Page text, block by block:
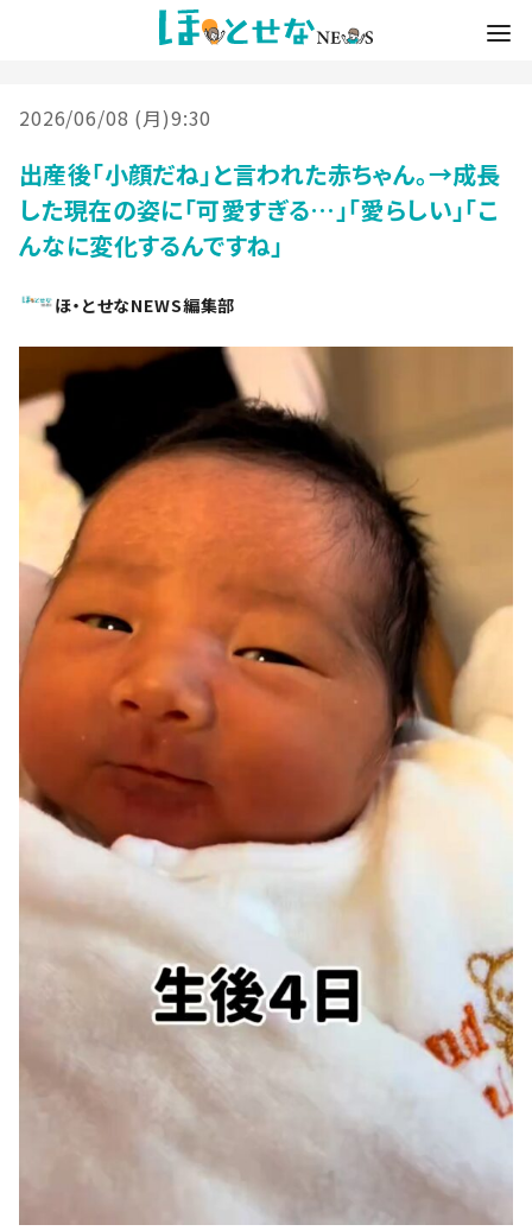
2026/06/08 (月)9:30
出産後「小顔だね」と言われた赤ちゃん。→成長
した現在の姿に「可愛すぎる…」「愛らしい」「こ
んなに変化するんですね」
ほ・とせなNEWS編集部